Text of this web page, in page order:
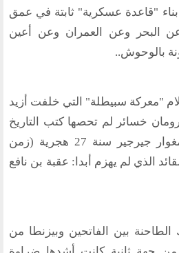
بناء "قاعدة عسكرية" ثابتة في عمق
عن البحر وعن العمران وعن أعين
بالوحوش..
"معركة سبيطلة" التي خلفت أزيد
الرومان خسائر لم تحصها كتب التاريخ
وفقدت بيزنطا قائدها المغوار جيرجير سنة 27 هجرية (زمن
الذي لم يهزم أبدا: عقبة بن نافع
بين الفاتحين وبيزنطا من